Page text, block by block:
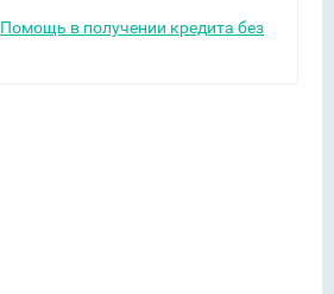
Помощь в получении кредита без